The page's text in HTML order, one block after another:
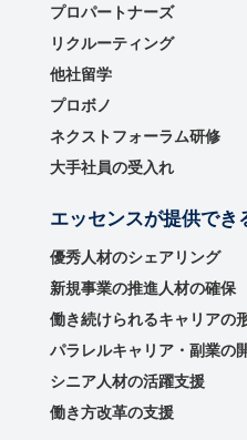
プロパートナーズ
リクルーティング
他社留学
プロボノ
ネクストフォーラム研修
大手社員の受入れ
エッセンスが提供でき
優秀⼈材のシェアリング
新規事業の推進⼈材の確保
働き続けられるキャリアの
パラレルキャリア・副業の
シニア人材の活躍支援
働き方改革の支援